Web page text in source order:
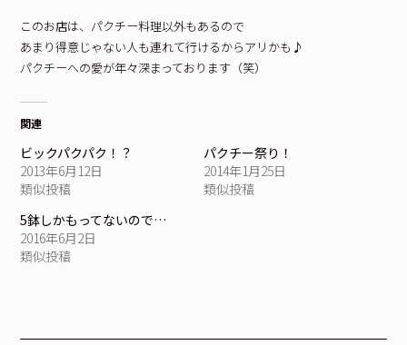
このお店は、パクチー料理以外もあるので
あまり得意じゃない人も連れて行けるからアリかも♪
パクチーへの愛が年々深まっております（笑）
関連
ビックパクパク！？
2013年6月12日
類似投稿
パクチー祭り！
2014年1月25日
類似投稿
5鉢しかもってないので…
2016年6月2日
類似投稿